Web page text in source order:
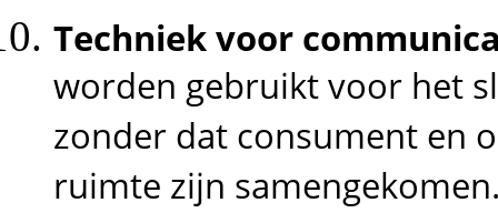
Techniek voor
worden gebruikt voor het
zonder dat consument en
ruimte zijn